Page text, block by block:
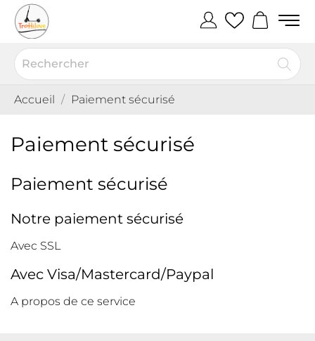
Accueil Paiement sécurisé
Paiement sécurisé
Paiement sécurisé
Notre paiement sécurisé
Avec SSL
Avec Visa/Mastercard/Paypal
A propos de ce service